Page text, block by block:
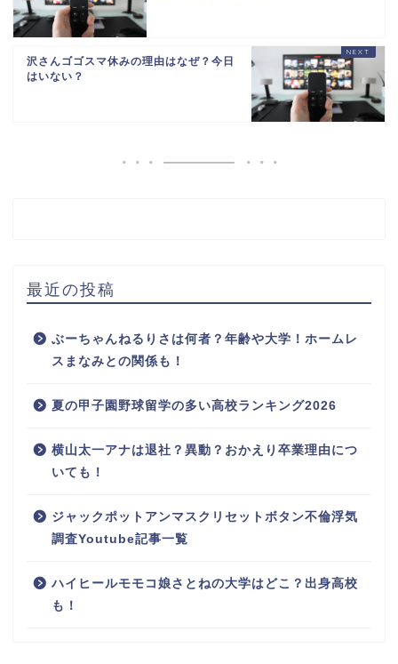
沢さんゴゴスマ休みの理由はなぜ？今日
はいない？
最近の投稿
ぶーちゃんねるりさは何者？年齢や大学！ホームレ
スまなみとの関係も！
夏の甲子園野球留学の多い高校ランキング2026
横山太一アナは退社？異動？おかえり卒業理由につ
いても！
ジャックポットアンマスクリセットボタン不倫浮気
調査Youtube記事一覧
ハイヒールモモコ娘さとねの大学はどこ？出身高校
も！